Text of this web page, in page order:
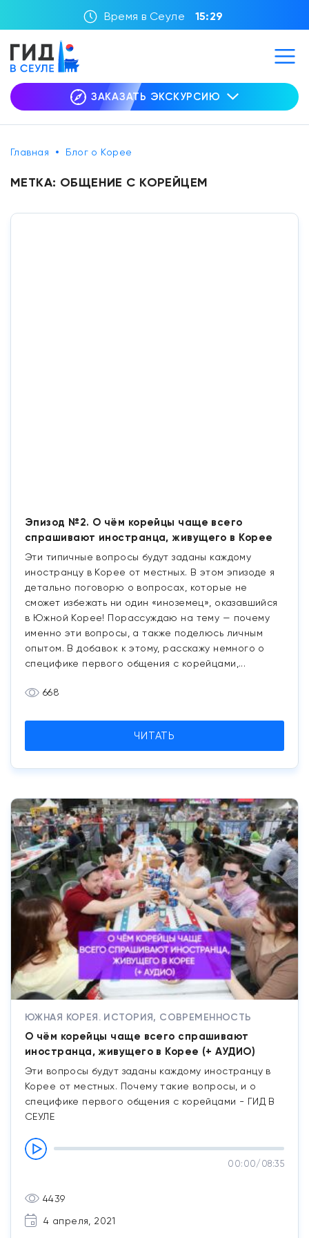
Время в Сеуле 15:29
ЗАКАЗАТЬ ЭКСКУРСИЮ
Главная Блог о Корее
МЕТКА: ОБЩЕНИЕ С КОРЕЙЦЕМ
Эпизод №2. О чём корейцы чаще всего
спрашивают иностранца, живущего в Корее
Эти типичные вопросы будут заданы каждому
иностранцу в Корее от местных. В этом эпизоде я
детально поговорю о вопросах, которые не
сможет избежать ни один «иноземец», оказавшийся
в Южной Корее! Порассуждаю на тему — почему
именно эти вопросы, а также поделюсь личным
опытом. В добавок к этому, расскажу немного о
специфике первого общения с корейцами,...
668
ЧИТАТЬ
ЮЖНАЯ КОРЕЯ. ИСТОРИЯ, СОВРЕМЕННОСТЬ
О чём корейцы чаще всего спрашивают
иностранца, живущего в Корее (+ АУДИО)
Эти вопросы будут заданы каждому иностранцу в
Корее от местных. Почему такие вопросы, и о
специфике первого общения с корейцами - ГИД В
СЕУЛЕ
00:00/ 08:35
4439
4 апреля, 2021